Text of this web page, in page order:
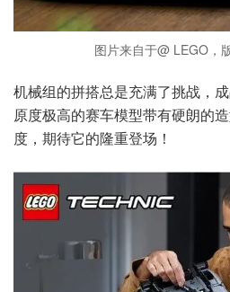
图片来自于@ LEGO，
机械组的拼搭总是充满了挑战，
原度极高的赛车模型带有硬朗的
度，期待它的隆重登场！